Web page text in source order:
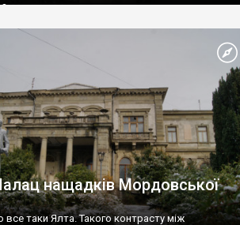
нащадків Мордовської
все таки Ялта. Такого контрасту між